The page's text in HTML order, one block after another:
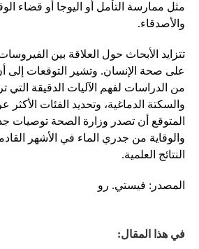
مثل ممارسة التأمل أو اليوجا أو قضاء
والأصدقاء.
تتزايد الأبحاث حول العلاقة بين
على صحة الإنسان. وتشير التوقعات إلى
من الدراسات لفهم الآليات الدقيقة التي
والسكتة الدماغية، وتحديد الفئات
المتوقع أن تصدر وزارة الصحة توصيات
والوقاية من جدري الماء في الأشهر
النتائج العلمية.
المصدر: فيستي. رو
في هذا المقال: